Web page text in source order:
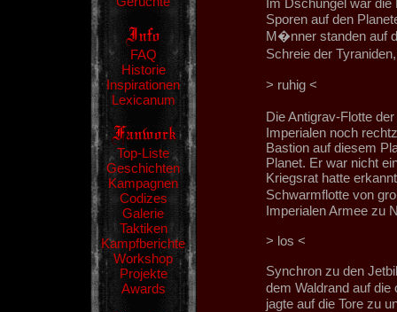
FAQ
Historie
Inspirationen
Lexicanum
Top-Liste
Geschichten
Kampagnen
Codizes
Galerie
Taktiken
Kampfberichte
Workshop
Projekte
Awards
Im Dschungel war
Sporen auf den
M�nner standen auf
Schreie der
> ruhig <
Die Antigrav-Flotte
Imperialen noch
Bastion auf diesem
Planet. Er war nicht
Kriegsrat hatte
Schwarmflotte von
Imperialen Armee zu
> los <
Synchron zu den
dem Waldrand auf
jagte auf die Tore zu